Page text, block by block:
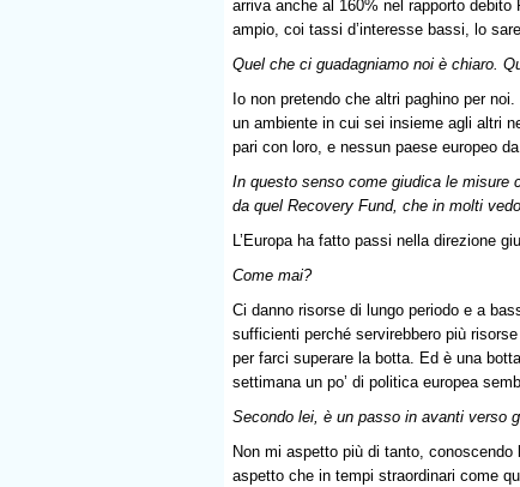
arriva anche al 160% nel rapporto
ampio, coi tassi d’interesse bassi, lo
Quel che ci guadagniamo noi è chiaro.
Io non pretendo che altri paghino per noi.
un ambiente in cui sei insieme agli altri
pari con loro, e nessun paese europeo
In questo senso come giudica le misure
da quel Recovery Fund, che in molti
L’Europa ha fatto passi nella direzione
Come mai?
Ci danno risorse di lungo periodo e a
sufficienti perché servirebbero più
per farci superare la botta. Ed è una
settimana un po’ di politica europea
Secondo lei, è un passo in avanti verso
Non mi aspetto più di tanto,
aspetto che in tempi straordinari come